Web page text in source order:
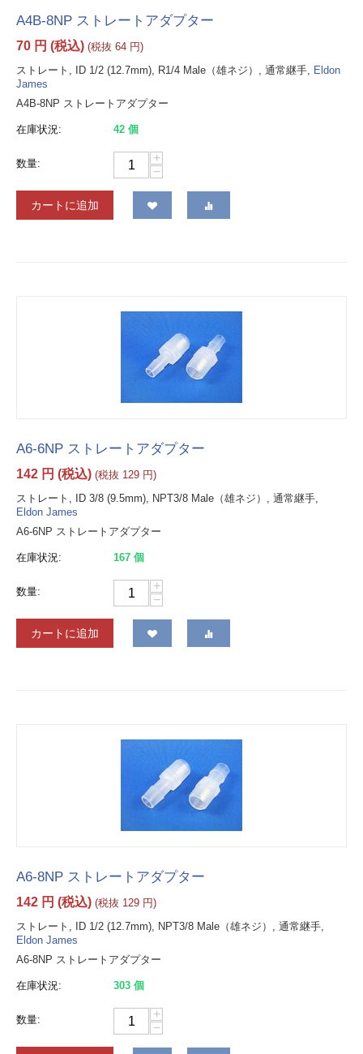
A4B-8NP ストレートアダプター
70 円 (税込) (税抜 64 円)
ストレート, ID 1/2 (12.7mm), R1/4 Male（雄ネジ）, 通常継手, Eldon
James
A4B-8NP ストレートアダプター
在庫状況: 42 個
数量:
+
−
カートに追加
A6-6NP ストレートアダプター
142 円 (税込) (税抜 129 円)
ストレート, ID 3/8 (9.5mm), NPT3/8 Male（雄ネジ）, 通常継手,
Eldon James
A6-6NP ストレートアダプター
在庫状況: 167 個
数量:
+
−
カートに追加
A6-8NP ストレートアダプター
142 円 (税込) (税抜 129 円)
ストレート, ID 1/2 (12.7mm), NPT3/8 Male（雄ネジ）, 通常継手,
Eldon James
A6-8NP ストレートアダプター
在庫状況: 303 個
数量:
+
−